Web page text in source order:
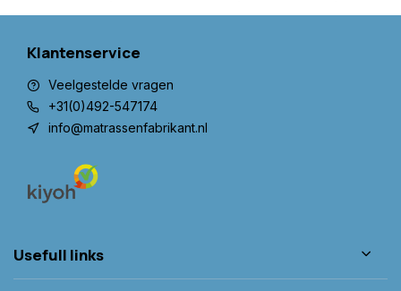
Klantenservice
Veelgestelde vragen
+31(0)492-547174
info@matrassenfabrikant.nl
Usefull links